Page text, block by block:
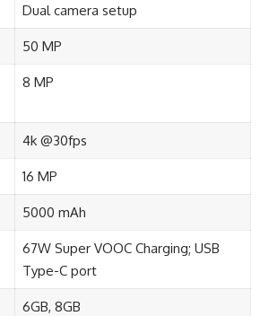
Dual camera setup
50 MP
8 MP
4k @30fps
16 MP
5000 mAh
67W Super VOOC Charging; USB
Type-C port
6GB, 8GB